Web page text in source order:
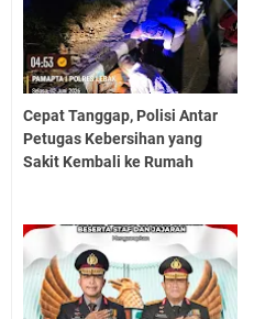
Cepat Tanggap, Polisi Antar
Petugas Kebersihan yang
Sakit Kembali ke Rumah